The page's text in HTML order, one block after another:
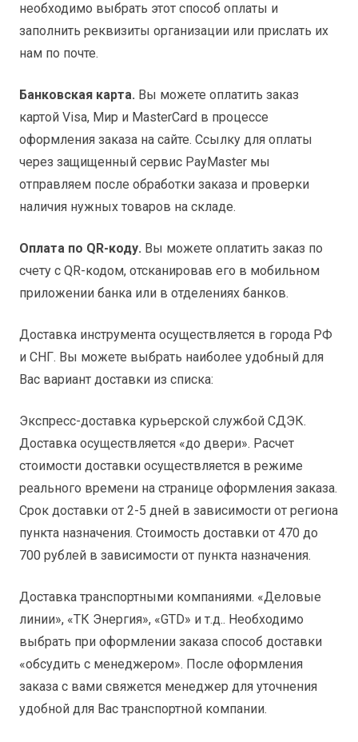
необходимо выбрать этот способ оплаты и
заполнить реквизиты организации или прислать их
нам по почте.
Банковская карта. Вы можете оплатить заказ
картой Visa, Мир и MasterCard в процессе
оформления заказа на сайте. Ссылку для оплаты
через защищенный сервис PayMaster мы
отправляем после обработки заказа и проверки
наличия нужных товаров на складе.
Оплата по QR-коду. Вы можете оплатить заказ по
счету с QR-кодом, отсканировав его в мобильном
приложении банка или в отделениях банков.
Доставка инструмента осуществляется в города РФ
и СНГ. Вы можете выбрать наиболее удобный для
Вас вариант доставки из списка:
Экспресс-доставка курьерской службой СДЭК.
Доставка осуществляется «до двери». Расчет
стоимости доставки осуществляется в режиме
реального времени на странице оформления заказа.
Срок доставки от 2-5 дней в зависимости от региона
пункта назначения. Стоимость доставки от 470 до
700 рублей в зависимости от пункта назначения.
Доставка транспортными компаниями. «Деловые
линии», «ТК Энергия», «GTD» и т.д.. Необходимо
выбрать при оформлении заказа способ доставки
«обсудить с менеджером». После оформления
заказа с вами свяжется менеджер для уточнения
удобной для Вас транспортной компании.